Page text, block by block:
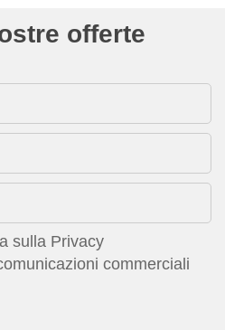
offerte
sulla Privacy
commerciali